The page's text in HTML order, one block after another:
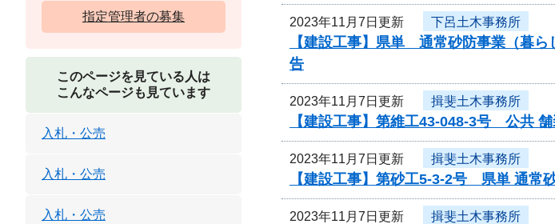
2023年11月7日更新 下呂土木事務所
【建設工事】県単 通常砂防事業（暮
告
2023年11月7日更新 揖斐土木事務所
【建設工事】第維工43-048-3号 公共
2023年11月7日更新 揖斐土木事務所
【建設工事】第砂工5-3-2号 県単 通常
2023年11月7日更新 揖斐土木事務所
指定管理者の募集
このページを見ている人は
こんなページも見ています
入札・公売
入札・公売
入札・公売